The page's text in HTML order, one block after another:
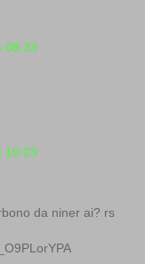
08:33
10:23
da niner ai? rs